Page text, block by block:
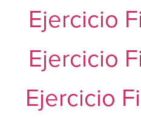
Ejercicio
Ejercicio
Ejercicio